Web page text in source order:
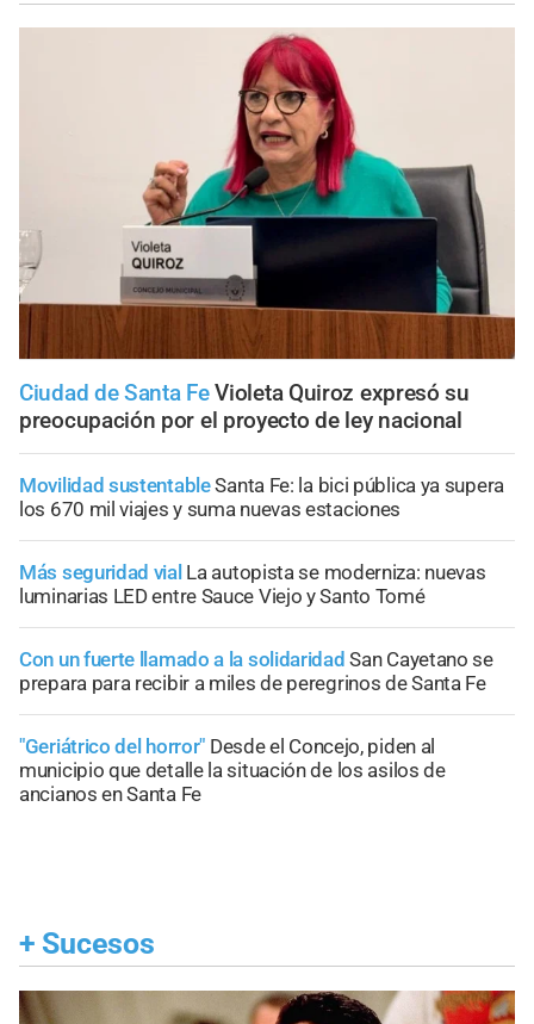
Ciudad de Santa Fe Violeta Quiroz expresó su
preocupación por el proyecto de ley nacional
Movilidad sustentableSanta Fe: la bici pública ya supera
los 670 mil viajes y suma nuevas estaciones
Más seguridad vial La autopista se moderniza: nuevas
luminarias LED entre Sauce Viejo y Santo Tomé
Con un fuerte llamado a la solidaridad San Cayetano se
prepara para recibir a miles de peregrinos de Santa Fe
"Geriátrico del horror" Desde el Concejo, piden al
municipio que detalle la situación de los asilos de
ancianos en Santa Fe
+ Sucesos